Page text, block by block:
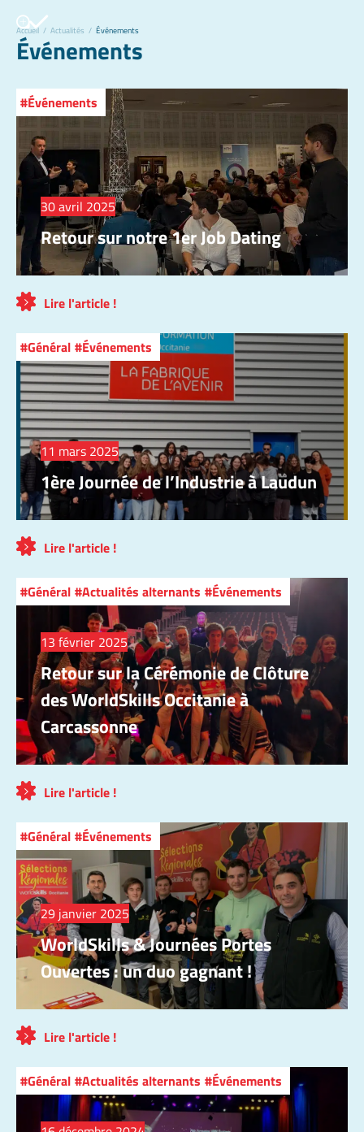
Accueil / Actualités / Événements
Événements
Événements
30 avril 2025
Retour sur notre 1er Job Dating
Lire l'article !
Général Événements
11 mars 2025
1ère Journée de l’Industrie à Laudun
Lire l'article !
Général Actualités alternants Événements
13 février 2025
Retour sur la Cérémonie de Clôture
des WorldSkills Occitanie à
Carcassonne
Lire l'article !
Général Événements
29 janvier 2025
WorldSkills & Journées Portes
Ouvertes : un duo gagnant !
Lire l'article !
Général Actualités alternants Événements